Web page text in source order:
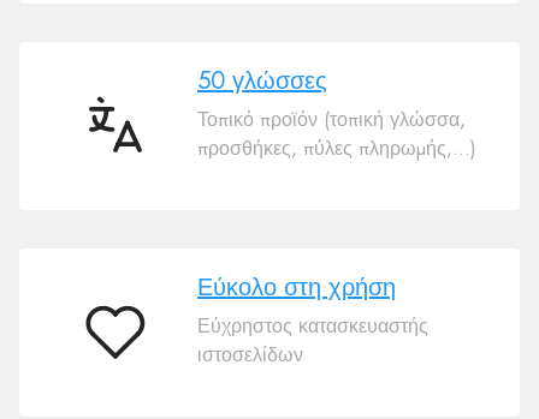
50
50 γλώσσες
Τοπικό προϊόν (τοπική γλώσσα,
προσθήκες, πύλες πληρωμής,…)
Εύκολο
Εύκολο στη χρήση
Εύχρηστος κατασκευαστής
ιστοσελίδων